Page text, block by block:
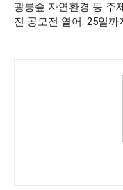
광릉숲 자연환경 등 주
진 공모전 열어. 25일까